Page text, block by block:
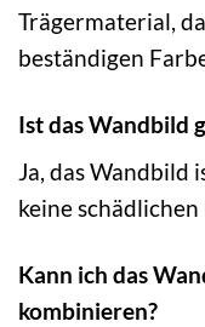
Trägermaterial,
beständigen
Ist das Wandbild
Ja, das Wandbild
keine schädlichen
Kann ich das
kombinieren?